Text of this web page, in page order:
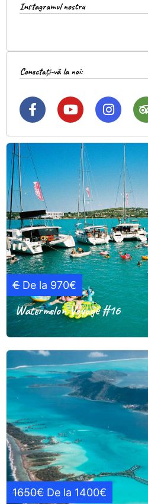
Instagramul nostru
Conectați-vă la noi:
€ De la 970€
Watermelon Voyage #16
1650€ De la 1400€